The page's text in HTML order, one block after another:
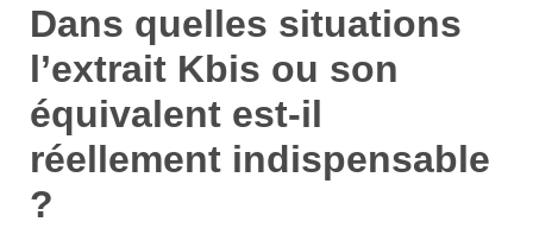
Dans quelles situations
l’extrait Kbis ou son
équivalent est-il
réellement indispensable
?